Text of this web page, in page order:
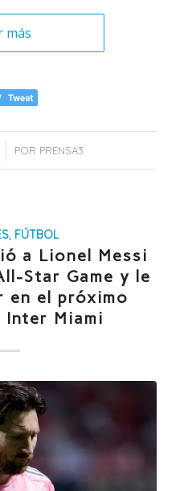
más
POR PRENSA3
, FÚTBOL
a Lionel Messi
Star Game y le
en el próximo
Miami